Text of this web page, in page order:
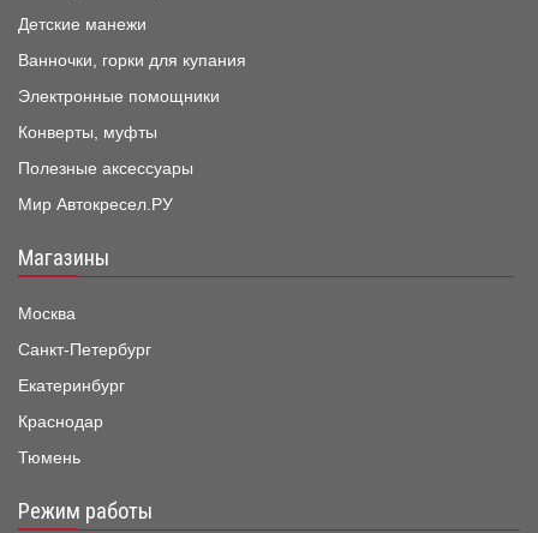
Детские манежи
Ванночки, горки для купания
Электронные помощники
Конверты, муфты
Полезные аксессуары
Мир Автокресел.РУ
Магазины
Москва
Санкт-Петербург
Екатеринбург
Краснодар
Тюмень
Режим работы